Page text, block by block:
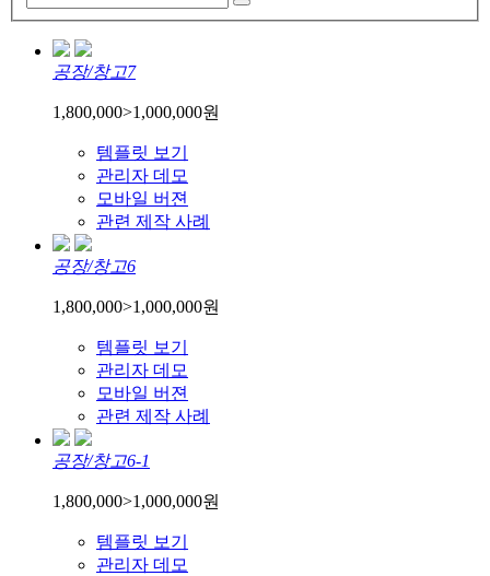
공장/창고7
1,800,000>1,000,000원
템플릿 보기
관리자 데모
모바일 버젼
관련 제작 사례
공장/창고6
1,800,000>1,000,000원
템플릿 보기
관리자 데모
모바일 버젼
관련 제작 사례
공장/창고6-1
1,800,000>1,000,000원
템플릿 보기
관리자 데모